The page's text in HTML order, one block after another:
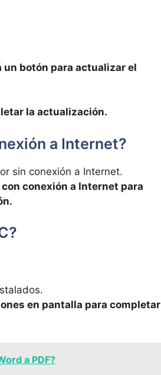
botón para actualizar el
la actualización.
a Internet?
sin conexión a Internet.
conexión a Internet para
en pantalla para completar
a PDF?